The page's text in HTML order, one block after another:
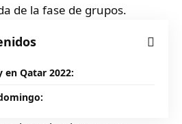
de la fase de grupos.
en Qatar 2022: